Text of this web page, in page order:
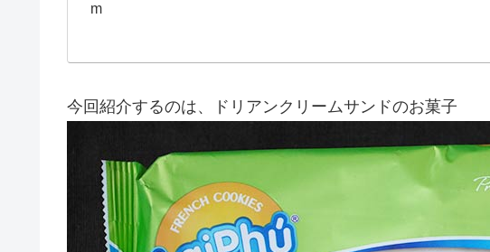
m
今回紹介するのは、ドリアンクリームサンドのお菓子